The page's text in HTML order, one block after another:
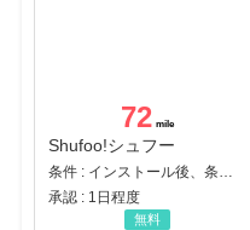
72
Shufoo!シュフー
条件 : インストール後、条件達成
承認 : 1日程度
無料